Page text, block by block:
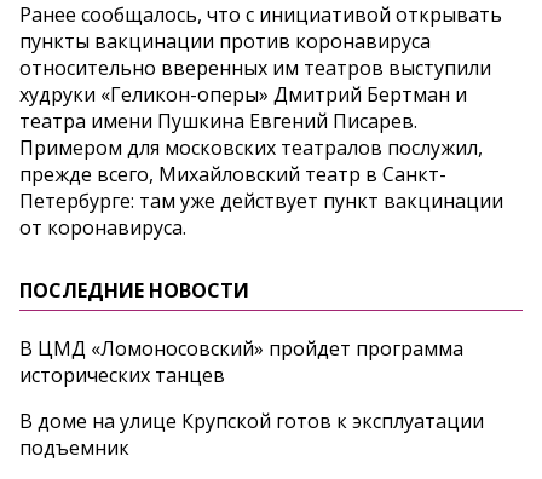
Ранее сообщалось, что с инициативой открывать
пункты вакцинации против коронавируса
относительно вверенных им театров выступили
худруки «Геликон-оперы» Дмитрий Бертман и
театра имени Пушкина Евгений Писарев.
Примером для московских театралов послужил,
прежде всего, Михайловский театр в Санкт-
Петербурге: там уже действует пункт вакцинации
от коронавируса.
ПОСЛЕДНИЕ НОВОСТИ
В ЦМД «Ломоносовский» пройдет программа
исторических танцев
В доме на улице Крупской готов к эксплуатации
подъемник